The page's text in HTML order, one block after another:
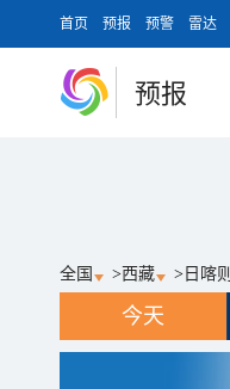
首页 预报 预警 雷达
预报
全国 >西藏 > 日喀则
今天